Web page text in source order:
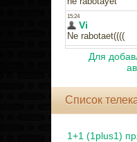
Для
Список
1+1 (1plus1)